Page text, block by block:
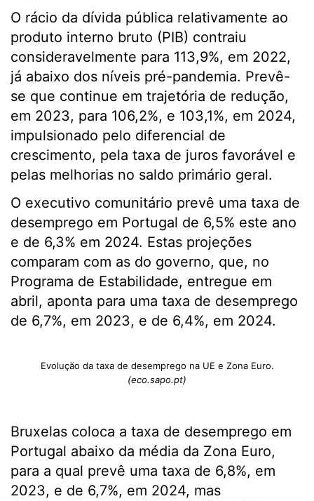
O rácio da dívida pública relativamente ao
produto interno bruto (PIB) contraiu
consideravelmente para 113,9%, em 2022,
já abaixo dos níveis pré-pandemia. Prevê-
se que continue em trajetória de redução,
em 2023, para 106,2%, e 103,1%, em 2024,
impulsionado pelo diferencial de
crescimento, pela taxa de juros favorável e
pelas melhorias no saldo primário geral.
O executivo comunitário prevê uma taxa de
desemprego em Portugal de 6,5% este ano
e de 6,3% em 2024. Estas projeções
comparam com as do governo, que, no
Programa de Estabilidade, entregue em
abril, aponta para uma taxa de desemprego
de 6,7%, em 2023, e de 6,4%, em 2024.
Evolução da taxa de desemprego na UE e Zona Euro.
(eco.sapo.pt)
Bruxelas coloca a taxa de desemprego em
Portugal abaixo da média da Zona Euro,
para a qual prevê uma taxa de 6,8%, em
2023, e de 6,7%, em 2024, mas